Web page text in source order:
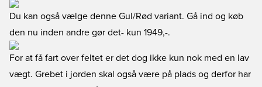
Du kan også vælge denne Gul/Rød variant. Gå ind og køb
den nu inden andre gør det- kun 1949,-.
For at få fart over feltet er det dog ikke kun nok med en lav
vægt. Grebet i jorden skal også være på plads og derfor har